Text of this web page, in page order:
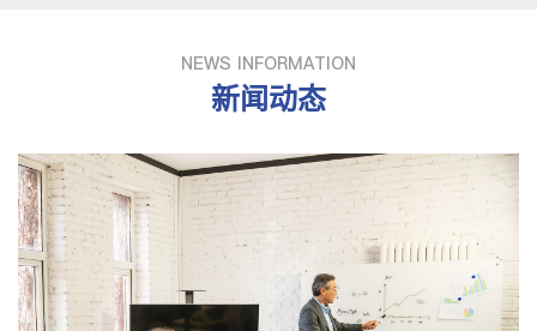
NEWS INFORMATION
新闻动态